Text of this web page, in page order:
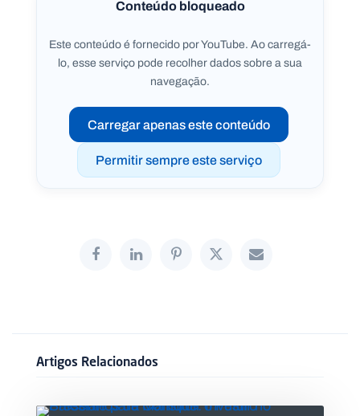
Conteúdo bloqueado
Este conteúdo é fornecido por YouTube. Ao carregá-
lo, esse serviço pode recolher dados sobre a sua
navegação.
Carregar apenas este conteúdo
Permitir sempre este serviço
Artigos Relacionados